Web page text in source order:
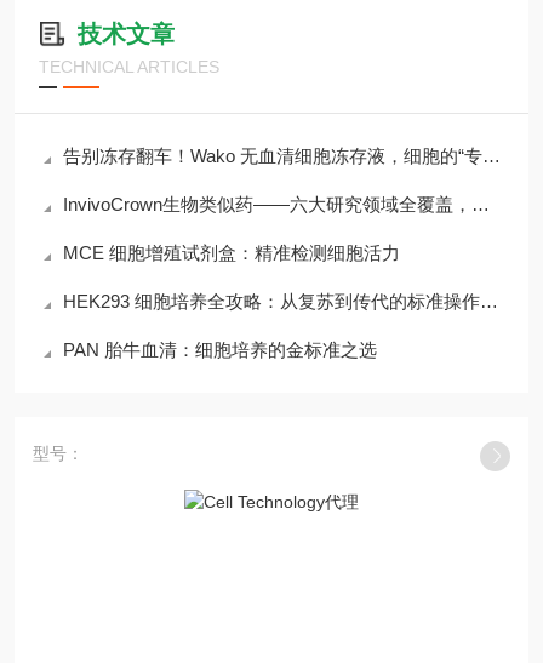
技术文章
TECHNICAL ARTICLES
告别冻存翻车！Wako 无血清细胞冻存液，细胞的“专属保温舱“
InvivoCrown生物类似药——六大研究领域全覆盖，为临床前研究赋能
MCE 细胞增殖试剂盒：精准检测细胞活力
HEK293 细胞培养全攻略：从复苏到传代的标准操作流程
PAN 胎牛血清：细胞培养的金标准之选
型号：